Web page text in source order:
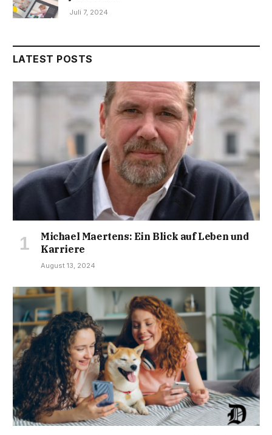
Juli 7, 2024
LATEST POSTS
Michael Maertens: Ein Blick auf Leben und
Karriere
August 13, 2024